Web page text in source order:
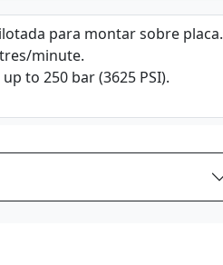
para montar sobre placa.
minute.
up to 250 bar (3625 PSI).